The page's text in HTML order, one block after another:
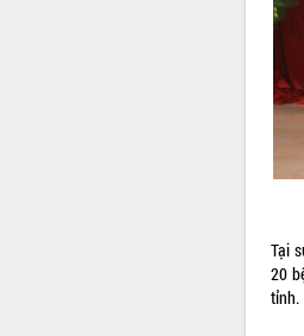
Tại
20
tỉnh.